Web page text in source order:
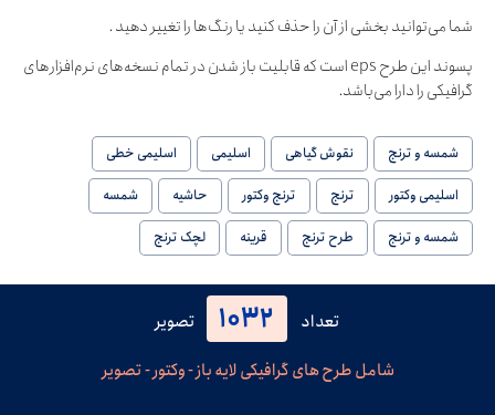
شما می‌توانید بخشی از آن را حذف کنید یا رنگ‌ها را تغییر دهید .
پسوند این طرح eps است که قابلیت باز شدن در تمام نسخه‌های نرم‌افزارهای
گرافیکی را دارا می‌باشد.
شمسه و ترنج نقوش گیاهی اسلیمی
اسلیمی خطی
اسلیمی وکتور
ترنج ترنج وکتور حاشیه
شمسه
شمسه و ترنج
طرح ترنج قرینه لچک ترنج
تعداد 1032
تصویر
شامل طرح های گرافیکی لایه باز - وکتور - تصویر